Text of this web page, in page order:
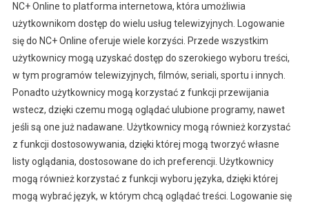
NC+ Online to platforma internetowa, która umożliwia
użytkownikom dostęp do wielu usług telewizyjnych. Logowanie
się do NC+ Online oferuje wiele korzyści. Przede wszystkim
użytkownicy mogą uzyskać dostęp do szerokiego wyboru treści,
w tym programów telewizyjnych, filmów, seriali, sportu i innych.
Ponadto użytkownicy mogą korzystać z funkcji przewijania
wstecz, dzięki czemu mogą oglądać ulubione programy, nawet
jeśli są one już nadawane. Użytkownicy mogą również korzystać
z funkcji dostosowywania, dzięki której mogą tworzyć własne
listy oglądania, dostosowane do ich preferencji. Użytkownicy
mogą również korzystać z funkcji wyboru języka, dzięki której
mogą wybrać język, w którym chcą oglądać treści. Logowanie się